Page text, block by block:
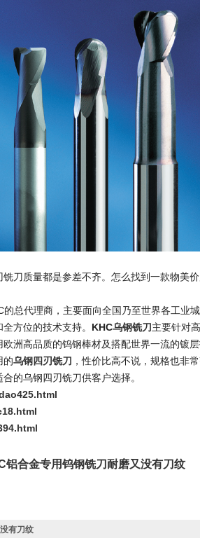
刀质量都是参差不齐。怎么找到一款物美
的总代理商，主要面向全国乃至世界各工业
方位的技术支持。 KHC乌钢铣刀主要针对
洲高品质的钨钢棒材及搭配世界一流的镀
的乌钢四刃铣刀 ，性价比高不说，规格也非
的乌钢四刃铣刀供客户选择。
铝合金专用钨钢铣刀耐磨又没有刀纹
有刀纹